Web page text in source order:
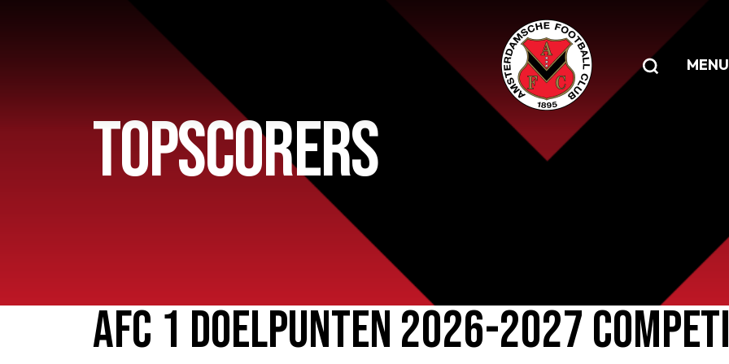
MENU
Home
Teams
Jeugd
TOPSCORERS
AFC 1 DOELPUNTEN 2026-2027